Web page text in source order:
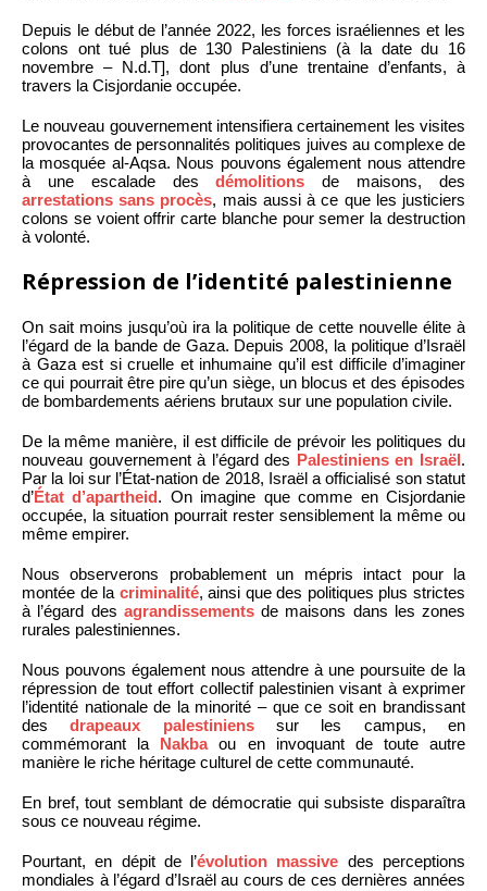
Depuis le début de l’année 2022, les forces israéliennes et les
colons ont tué plus de 130 Palestiniens (à la date du 16
novembre – N.d.T], dont plus d’une trentaine d’enfants, à
travers la Cisjordanie occupée.
Le nouveau gouvernement intensifiera certainement les visites
provocantes de personnalités politiques juives au complexe de
la mosquée al-Aqsa. Nous pouvons également nous attendre
à une escalade desdémolitions de maisons, des
arrestations sans procès, mais aussi à ce que les justiciers
colons se voient offrir carte blanche pour semer la destruction
à volonté.
Répression de l’identité palestinienne
On sait moins jusqu’où ira la politique de cette nouvelle élite à
l’égard de la bande de Gaza. Depuis 2008, la politique d’Israël
à Gaza est si cruelle et inhumaine qu’il est difficile d’imaginer
ce qui pourrait être pire qu’un siège, un blocus et des épisodes
de bombardements aériens brutaux sur une population civile.
De la même manière, il est difficile de prévoir les politiques du
nouveau gouvernement à l’égard des Palestiniens en Israël.
Par la loi sur l’État-nation de 2018, Israël a officialisé son statut
d’État d’apartheid. On imagine que comme en Cisjordanie
occupée, la situation pourrait rester sensiblement la même ou
même empirer.
Nous observerons probablement un mépris intact pour la
montée de la criminalité, ainsi que des politiques plus strictes
à l’égard des agrandissementsde maisons dans les zones
rurales palestiniennes.
Nous pouvons également nous attendre à une poursuite de la
répression de tout effort collectif palestinien visant à exprimer
l’identité nationale de la minorité – que ce soit en brandissant
desdrapeaux palestinienssur les campus, en
commémorant la Nakbaou en invoquant de toute autre
manière le riche héritage culturel de cette communauté.
En bref, tout semblant de démocratie qui subsiste disparaîtra
sous ce nouveau régime.
Pourtant, en dépit de l’évolution massive des perceptions
mondiales à l’égard d’Israël au cours de ces dernières années